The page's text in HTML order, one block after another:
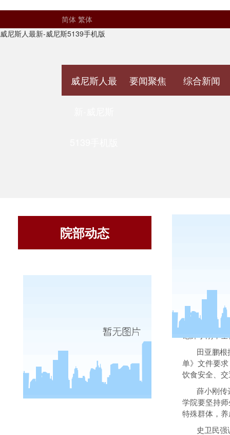
简体 繁体
威尼斯人最新-威尼斯5139手机版
威尼斯人最 要闻聚焦 综合新闻
院部动态
田亚鹏
单》文件要
饮食安全、
薛小刚传
学院要坚持
特殊群体，
史卫民